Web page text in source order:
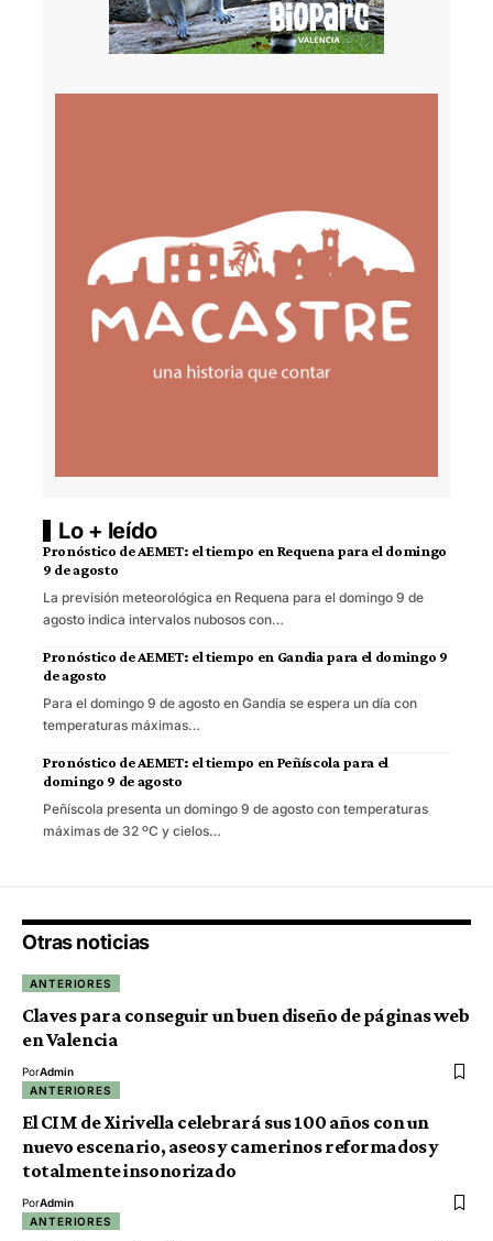
Lo + leído
Pronóstico de AEMET: el tiempo en Requena para el domingo
9 de agosto
La previsión meteorológica en Requena para el domingo 9 de
agosto indica intervalos nubosos con…
Pronóstico de AEMET: el tiempo en Gandia para el domingo 9
de agosto
Para el domingo 9 de agosto en Gandia se espera un día con
temperaturas máximas…
Pronóstico de AEMET: el tiempo en Peñíscola para el
domingo 9 de agosto
Peñíscola presenta un domingo 9 de agosto con temperaturas
máximas de 32 ºC y cielos…
Otras noticias
ANTERIORES
Claves para conseguir un buen diseño de páginas web
en Valencia
PorAdmin
ANTERIORES
El CIM de Xirivella celebrará sus 100 años con un
nuevo escenario, aseos y camerinos reformados y
totalmente insonorizado
PorAdmin
ANTERIORES